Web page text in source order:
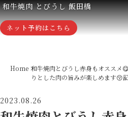
和牛焼肉 とびうし 飯田橋
ネット予約はこちら
Home 和牛焼肉とびうし赤身もオススメ
りとした肉の旨みが楽しめます😚
2023.08.26